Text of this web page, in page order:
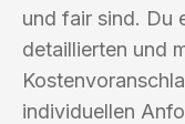
und fair sind. Du
detaillierten und
individuellen